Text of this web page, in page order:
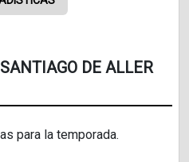
DE ALLER
para la temporada.